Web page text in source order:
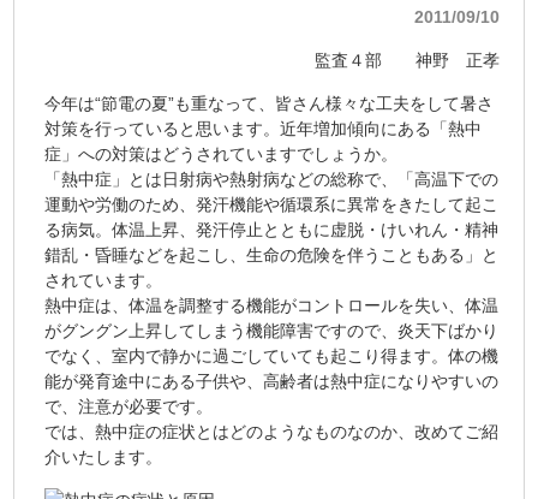
2011/09/10
監査４部 神野 正孝
今年は“節電の夏”も重なって、皆さん様々な工夫をして暑さ
対策を行っていると思います。近年増加傾向にある「熱中
症」への対策はどうされていますでしょうか。
「熱中症」とは日射病や熱射病などの総称で、「高温下での
運動や労働のため、発汗機能や循環系に異常をきたして起こ
る病気。体温上昇、発汗停止とともに虚脱・けいれん・精神
錯乱・昏睡などを起こし、生命の危険を伴うこともある」と
されています。
熱中症は、体温を調整する機能がコントロールを失い、体温
がグングン上昇してしまう機能障害ですので、炎天下ばかり
でなく、室内で静かに過ごしていても起こり得ます。体の機
能が発育途中にある子供や、高齢者は熱中症になりやすいの
で、注意が必要です。
では、熱中症の症状とはどのようなものなのか、改めてご紹
介いたします。